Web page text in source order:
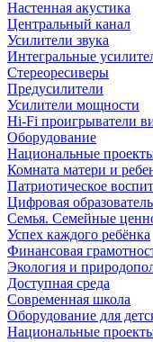
Настенная акустика
Центральный канал
Усилители звука
Интегральные
Стереоресиверы
Предусилители
Усилители мощности
Hi-Fi проигрыватели
Оборудование
Национальные
Комната матери и
Патриотическое
Цифровая
Семья. Семейные
Успех каждого ребёнка
Финансовая
Экология и
Доступная среда
Современная школа
Оборудование для
Национальные